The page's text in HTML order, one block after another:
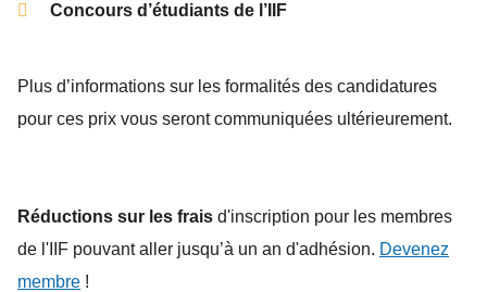
Concours d’étudiants de l’IIF
Plus d’informations sur les formalités des candidatures
pour ces prix vous seront communiquées ultérieurement.
Réductions sur les frais d'inscription pour les membres
de l'IIF pouvant aller jusqu’à un an d'adhésion. Devenez
membre !